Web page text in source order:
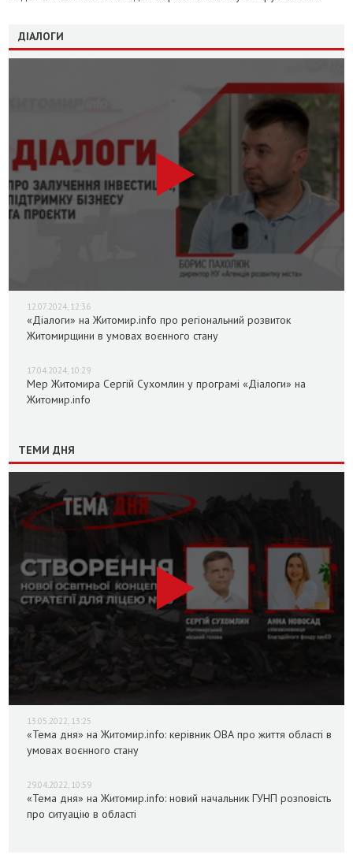
ДІАЛОГИ
12.07.2024, 12:36
«Діалоги» на Житомир.info про регіональний розвиток
Житомирщини в умовах воєнного стану
17.04.2024, 10:29
Мер Житомира Сергій Сухомлин у програмі «Діалоги» на
Житомир.info
ТЕМИ ДНЯ
13.05.2022, 13:25
«Тема дня» на Житомир.info: керівник ОВА про життя області в
умовах воєнного стану
29.04.2022, 10:59
«Тема дня» на Житомир.info: новий начальник ГУНП розповість
про ситуацію в області